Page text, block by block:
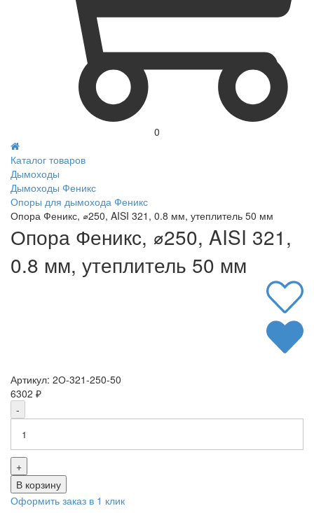
0
Каталог товаров
Дымоходы
Дымоходы Феникс
Опоры для дымохода Феникс
Опора Феникс, ⌀250, AISI 321, 0.8 мм, утеплитель 50 мм
Опора Феникс, ⌀250, AISI 321,
0.8 мм, утеплитель 50 мм
Артикул: 2О-321-250-50
6302 ₽
-
+
В корзину
Оформить заказ в 1 клик